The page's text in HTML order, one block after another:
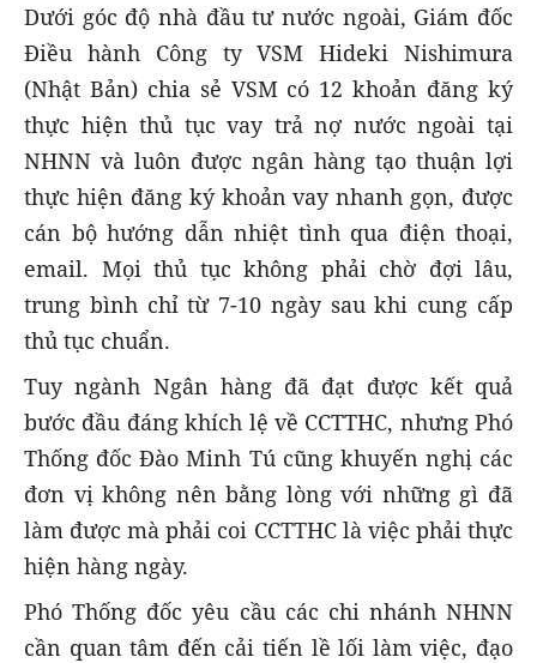
Dưới góc độ nhà đầu tư nước ngoài, Giám đốc
Điều hành Công ty VSM Hideki Nishimura
(Nhật Bản) chia sẻ VSM có 12 khoản đăng ký
thực hiện thủ tục vay trả nợ nước ngoài tại
NHNN và luôn được ngân hàng tạo thuận lợi
thực hiện đăng ký khoản vay nhanh gọn, được
cán bộ hướng dẫn nhiệt tình qua điện thoại,
email. Mọi thủ tục không phải chờ đợi lâu,
trung bình chỉ từ 7-10 ngày sau khi cung cấp
thủ tục chuẩn.
Tuy ngành Ngân hàng đã đạt được kết quả
bước đầu đáng khích lệ về CCTTHC, nhưng Phó
Thống đốc Đào Minh Tú cũng khuyến nghị các
đơn vị không nên bằng lòng với những gì đã
làm được mà phải coi CCTTHC là việc phải thực
hiện hàng ngày.
Phó Thống đốc yêu cầu các chi nhánh NHNN
cần quan tâm đến cải tiến lề lối làm việc, đạo